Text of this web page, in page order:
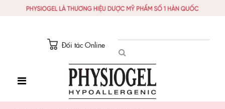
Đối tác Online